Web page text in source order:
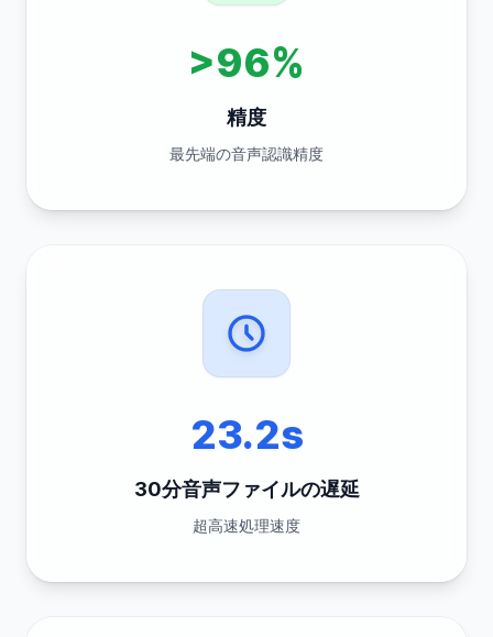
>96%
精度
最先端の音声認識精度
23.2s
30分音声ファイルの遅延
超高速処理速度